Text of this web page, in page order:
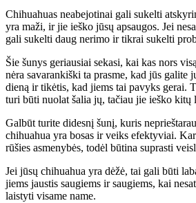
Chihuahuas neabejotinai gali sukelti
yra maži, ir jie ieško jūsų apsaugos. Jei
gali sukelti daug nerimo ir tikrai sukelti
Šie šunys geriausiai sekasi, kai kas nors
nėra savarankiški ta prasme, kad jūs galite
dieną ir tikėtis, kad jiems tai pavyks gerai.
turi būti nuolat šalia jų, tačiau jie ieško kitų
Galbūt turite didesnį šunį, kuris
chihuahua yra bosas ir veiks efektyviai.
rūšies asmenybės, todėl būtina suprasti
Jei jūsų chihuahua yra dėžė, tai gali būti
jiems jaustis saugiems ir saugiems, kai
laistyti visame name.